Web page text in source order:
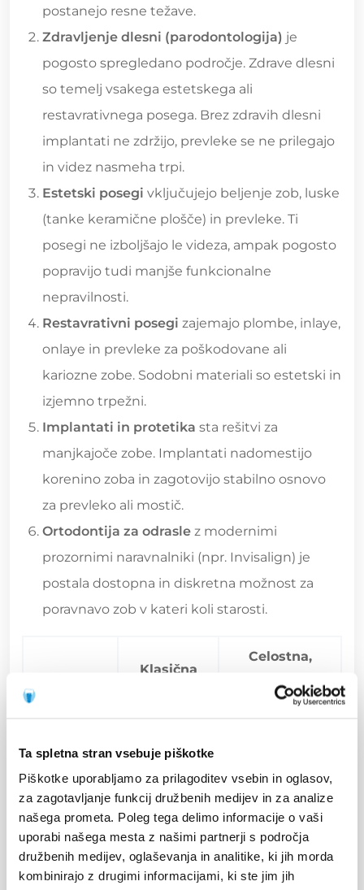
Ta spletna stran vsebuje piškotke
Piškotke uporabljamo za prilagoditev vsebin in oglasov,
za zagotavljanje funkcij družbenih medijev in za analize
našega prometa. Poleg tega delimo informacije o vaši
uporabi našega mesta z našimi partnerji s področja
družbenih medijev, oglaševanja in analitike, ki jih morda
kombinirajo z drugimi informacijami, ki ste jim jih
postanejo resne težave.
Zdravljenje dlesni (parodontologija) je
pogosto spregledano področje. Zdrave dlesni
so temelj vsakega estetskega ali
restavrativnega posega. Brez zdravih dlesni
implantati ne zdržijo, prevleke se ne prilegajo
in videz nasmeha trpi.
Estetski posegi vključujejo beljenje zob, luske
(tanke keramične plošče) in prevleke. Ti
posegi ne izboljšajo le videza, ampak pogosto
popravijo tudi manjše funkcionalne
nepravilnosti.
Restavrativni posegi zajemajo plombe, inlaye,
onlaye in prevleke za poškodovane ali
kariozne zobe. Sodobni materiali so estetski in
izjemno trpežni.
Implantati in protetika sta rešitvi za
manjkajoče zobe. Implantati nadomestijo
korenino zoba in zagotovijo stabilno osnovo
za prevleko ali mostič.
Ortodontija za odrasle z modernimi
prozornimi naravnalniki (npr. Invisalign) je
postala dostopna in diskretna možnost za
poravnavo zob v kateri koli starosti.
Klasična
Celostna,
sodobna
rešitev
Manjkajoč
zob
Snemna
proteza
prevleko
Poškodovan
zob
Amalgamska
plomba
Keramični inlay
ali prevleka
Nepravilni Kovinska Prozorni